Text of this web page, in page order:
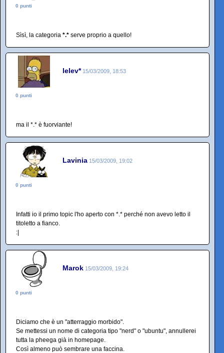
0 punti
Sìsì, la categoria *.* serve proprio a quello!
lelev* 15/03/2009, 18:53
0 punti
ma il *.* è fuorviante!
Lavinia 15/03/2009, 19:02
0 punti
Infatti io il primo topic l'ho aperto con *.* perché non avevo letto il
titoletto a fianco.
:|
Marok 15/03/2009, 19:24
0 punti
Diciamo che è un "atterraggio morbido".
Se mettessi un nome di categoria tipo "nerd" o "ubuntu", annullerei
tutta la pheega già in homepage.
Così almeno può sembrare una faccina.